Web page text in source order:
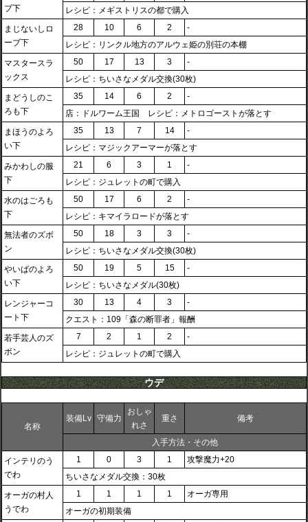
ブ下
レシピ：メギストリスの都で購入
まじないしロ
ーブ下
28 10 6 2
-
レシピ：リンクル地方のアルウェ姫の別荘の本棚
マスタースラ
ックス
50 17 13 3
-
レシピ：ちいさなメダル交換(30枚)
まどうしのこ
ろも下
35 14 6 2
-
店：ドルワーム王国 レシピ：メトロゴーストが落とす
まほうのよろ
い下
35 13 7 14
-
レシピ：マジックアーマーが落とす
みかわしの服
下
21 6 3 1
-
レシピ：ジュレットの町で購入
水のはごろも
下
50 17 6 2
-
レシピ：キマイラロードが落とす
無法者のズボ
ン
50 18 3 3
-
レシピ：ちいさなメダル交換(30枚)
やいばのよろ
い下
50 19 5 15
-
レシピ：ちいさなメダル(30枚)
レンジャーコ
ート下
30 13 4 3
-
クエスト：109「森の断罪者」報酬
若手芸人のズ
ボン
7 2 1 2
-
レシピ：ジュレットの町で購入
ウデ
名称
装備Lv 守備力
おしゃ
れさ
重さ 備考
入手方法・その他
インテリのう
でわ
1 0 3 1
攻撃魔力+20
ちいさなメダル交換：30枚
オーガの村人
うでわ
1 1 1 1
オーガ専用
オーガの初期装備